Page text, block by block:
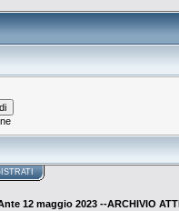
12 maggio 2023 --ARCHIVIO